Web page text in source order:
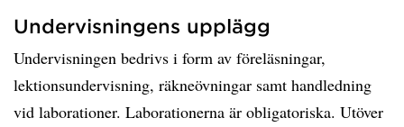
Undervisningens upplägg
Undervisningen bedrivs i form av föreläsningar,
lektionsundervisning, räkneövningar samt handledning
vid laborationer. Laborationerna är obligatoriska. Utöver